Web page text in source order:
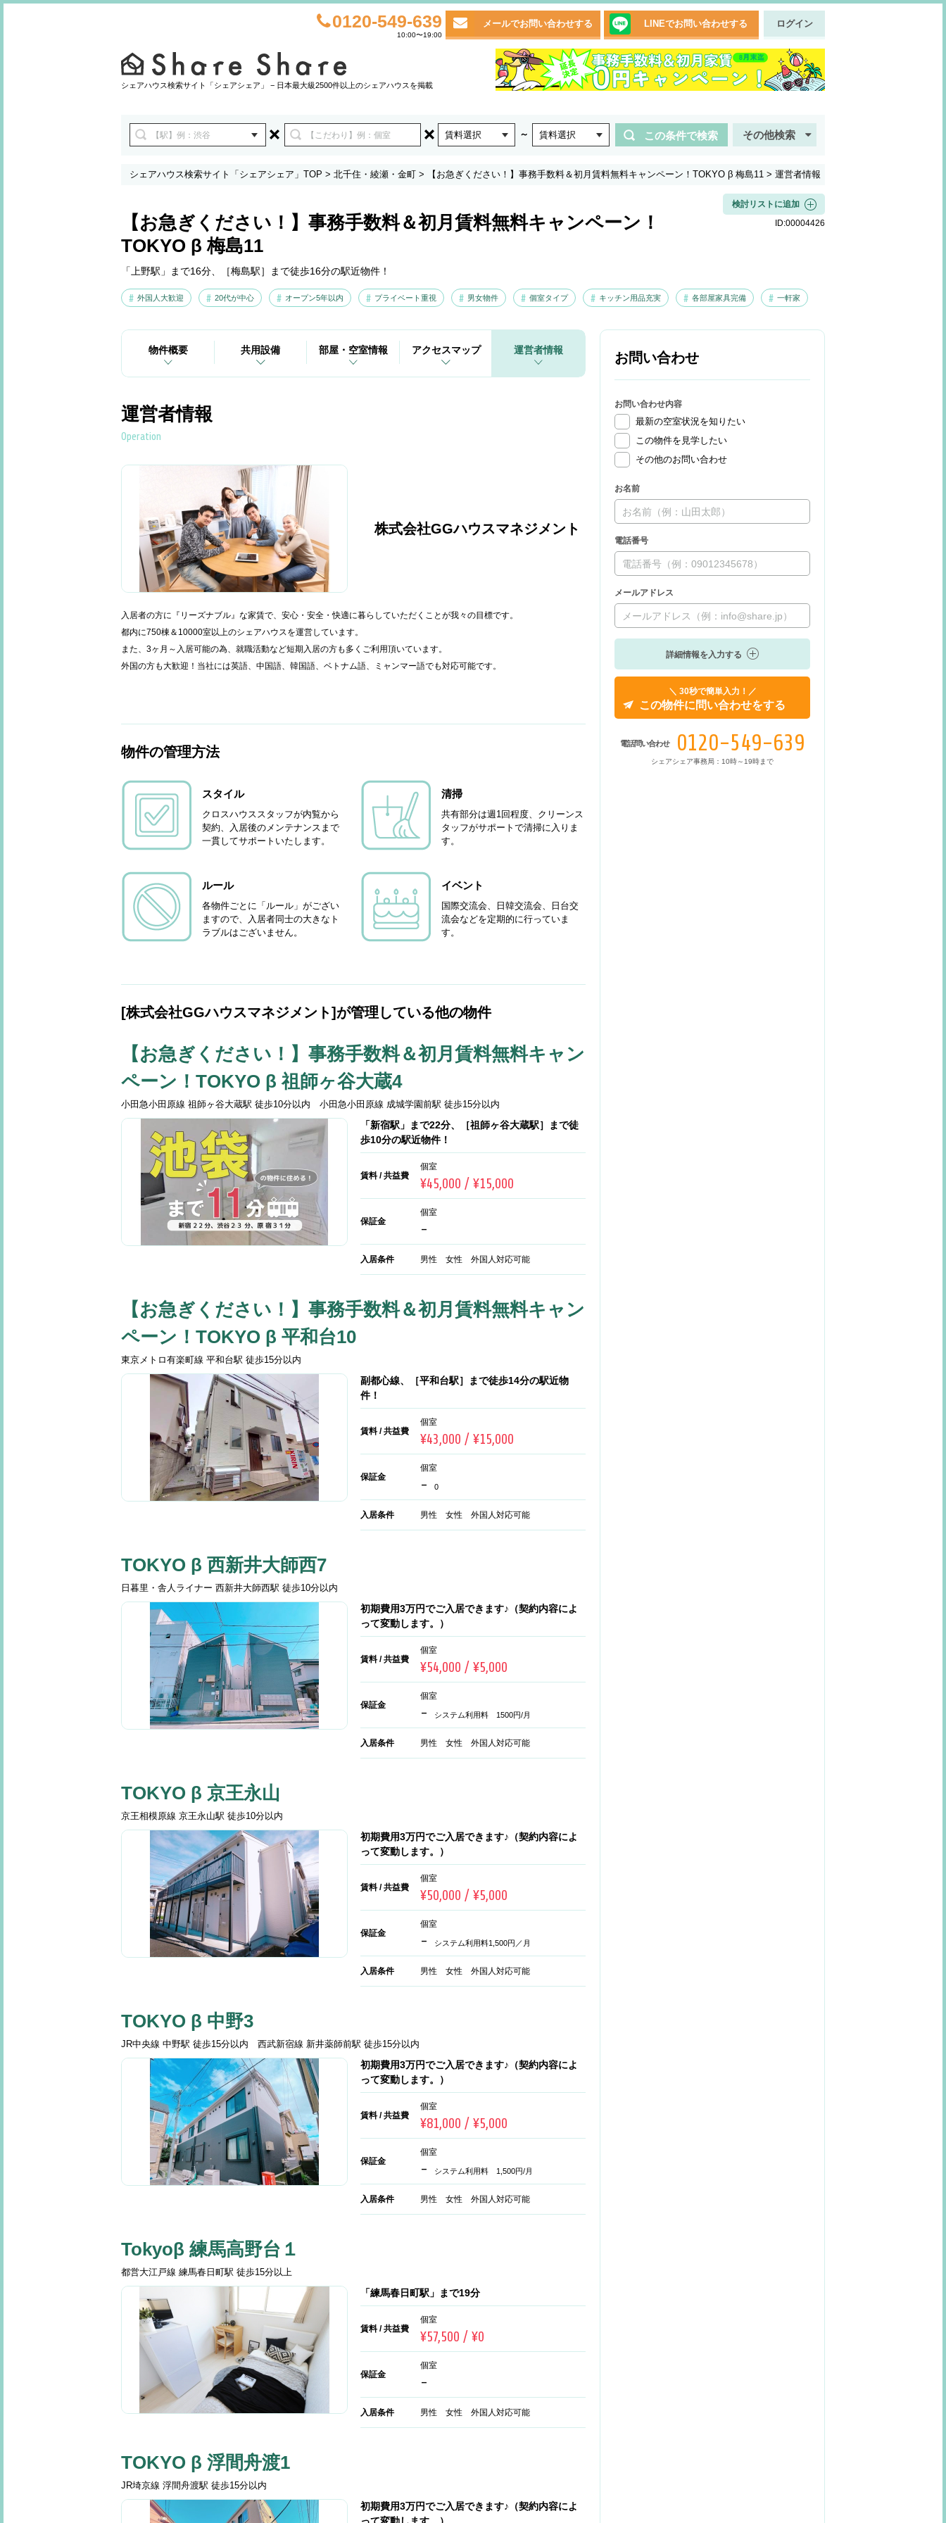
0120-549-639
10:00〜19:00
メールでお問い合わせする LINEでお問い合わせする ログイン
シェアハウス検索サイト「シェアシェア」 − 日本最大級2500件以上のシェアハウスを掲載
賃料選択 ～ 賃料選択 この条件で検索 その他検索
シェアハウス検索サイト「シェアシェア」TOP > 北千住・綾瀬・金町 > 【お急ぎください！】事務手数料＆初月賃料無料キャンペーン！TOKYO β 梅島11 > 運営者情報
【お急ぎください！】事務手数料＆初月賃料無料キャンペーン！
TOKYO β 梅島11
「上野駅」まで16分、［梅島駅］まで徒歩16分の駅近物件！
外国人大歓迎 20代が中心 オープン5年以内 プライベート重視 男女物件 個室タイプ キッチン用品充実 各部屋家具完備 一軒家
検討リストに追加
ID:00004426
物件概要 共用設備 部屋・空室情報 アクセスマップ 運営者情報
運営者情報
Operation
株式会社GGハウスマネジメント
入居者の方に『リーズナブル』な家賃で、安心・安全・快適に暮らしていただくことが我々の目標です。
都内に750棟＆10000室以上のシェアハウスを運営しています。
また、3ヶ月～入居可能の為、就職活動など短期入居の方も多くご利用頂いています。
外国の方も大歓迎！当社には英語、中国語、韓国語、ベトナム語、ミャンマー語でも対応可能です。
物件の管理方法
スタイル
クロスハウススタッフが内覧から
契約、入居後のメンテナンスまで
一貫してサポートいたします。
清掃
共有部分は週1回程度、クリーンス
タッフがサポートで清掃に入りま
す。
ルール
各物件ごとに「ルール」がござい
ますので、入居者同士の大きなト
ラブルはございません。
イベント
国際交流会、日韓交流会、日台交
流会などを定期的に行っていま
す。
[株式会社GGハウスマネジメント]が管理している他の物件
【お急ぎください！】事務手数料＆初月賃料無料キャン
ペーン！TOKYO β 祖師ヶ谷大蔵4
小田急小田原線 祖師ヶ谷大蔵駅 徒歩10分以内 小田急小田原線 成城学園前駅 徒歩15分以内
「新宿駅」まで22分、［祖師ヶ谷大蔵駅］まで徒
歩10分の駅近物件！
賃料 / 共益費
個室
¥45,000 / ¥15,000
保証金
個室
-
入居条件 男性 女性 外国人対応可能
【お急ぎください！】事務手数料＆初月賃料無料キャン
ペーン！TOKYO β 平和台10
東京メトロ有楽町線 平和台駅 徒歩15分以内
副都心線、［平和台駅］まで徒歩14分の駅近物
件！
賃料 / 共益費
個室
¥43,000 / ¥15,000
保証金
個室
- 0
入居条件 男性 女性 外国人対応可能
TOKYO β 西新井大師西7
日暮里・舎人ライナー 西新井大師西駅 徒歩10分以内
初期費用3万円でご入居できます♪（契約内容によ
って変動します。）
賃料 / 共益費
個室
¥54,000 / ¥5,000
保証金
個室
- システム利用料 1500円/月
入居条件 男性 女性 外国人対応可能
TOKYO β 京王永山
京王相模原線 京王永山駅 徒歩10分以内
初期費用3万円でご入居できます♪（契約内容によ
って変動します。）
賃料 / 共益費
個室
¥50,000 / ¥5,000
保証金
個室
- システム利用料1,500円／月
入居条件 男性 女性 外国人対応可能
TOKYO β 中野3
JR中央線 中野駅 徒歩15分以内 西武新宿線 新井薬師前駅 徒歩15分以内
初期費用3万円でご入居できます♪（契約内容によ
って変動します。）
賃料 / 共益費
個室
¥81,000 / ¥5,000
保証金
個室
- システム利用料 1,500円/月
入居条件 男性 女性 外国人対応可能
Tokyoβ 練馬高野台１
都営大江戸線 練馬春日町駅 徒歩15分以上
「練馬春日町駅」まで19分
賃料 / 共益費
個室
¥57,500 / ¥0
保証金
個室
-
入居条件 男性 女性 外国人対応可能
TOKYO β 浮間舟渡1
JR埼京線 浮間舟渡駅 徒歩15分以内
初期費用3万円でご入居できます♪（契約内容によ
お問い合わせ
お問い合わせ内容
最新の空室状況を知りたい
この物件を見学したい
その他のお問い合わせ
お名前
電話番号
メールアドレス
詳細情報を入力する
＼ 30秒で簡単入力！／
この物件に問い合わせをする
電話問い合わせ 0120-549-639
シェアシェア事務局：10時～19時まで